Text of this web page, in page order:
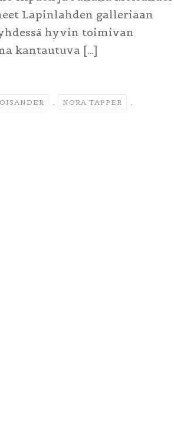
Lapinlahden galleriaan
hyvin toimivan
kantautuva […]
, NORA TAPPER ,